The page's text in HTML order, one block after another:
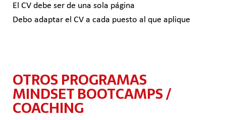
El CV debe ser de una sola página
Debo adaptar el CV a cada puesto al que aplique
OTROS PROGRAMAS
MINDSET BOOTCAMPS /
COACHING